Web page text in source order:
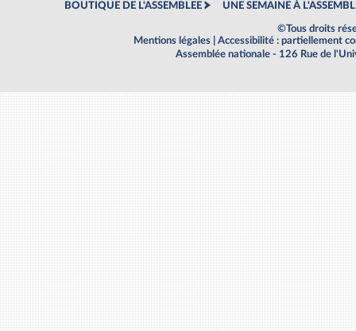
BOUTIQUE DE L'ASSEMBLEE UNE SEMAINE À
©Tous droits
Mentions légales
Accessibilité : partiellement
Assemblée nationale - 126 Rue de